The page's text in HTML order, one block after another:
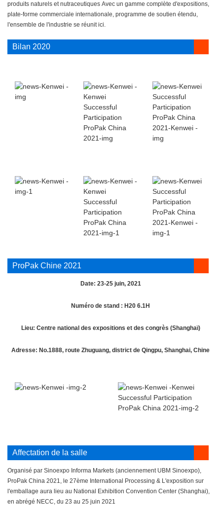
produits naturels et nutraceutiques Avec un gamme complète d'expositions,
plate-forme commerciale internationale, programme de soutien étendu,
l'ensemble de l'industrie se réunit ici.
Bilan 2020
ProPak Chine 2021
Date: 23-25 ​​juin, 2021
Numéro de stand : H20 6.1H
Lieu: Centre national des expositions et des congrès (Shanghaï)
Adresse: No.1888, route Zhuguang, district de Qingpu, Shanghai, Chine
Affectation de la salle
Organisé par Sinoexpo Informa Markets (anciennement UBM Sinoexpo),
ProPak China 2021, le 27ème International Processing & L'exposition sur
l'emballage aura lieu au National Exhibition Convention Center (Shanghai),
en abrégé NECC, du 23 au 25 juin 2021